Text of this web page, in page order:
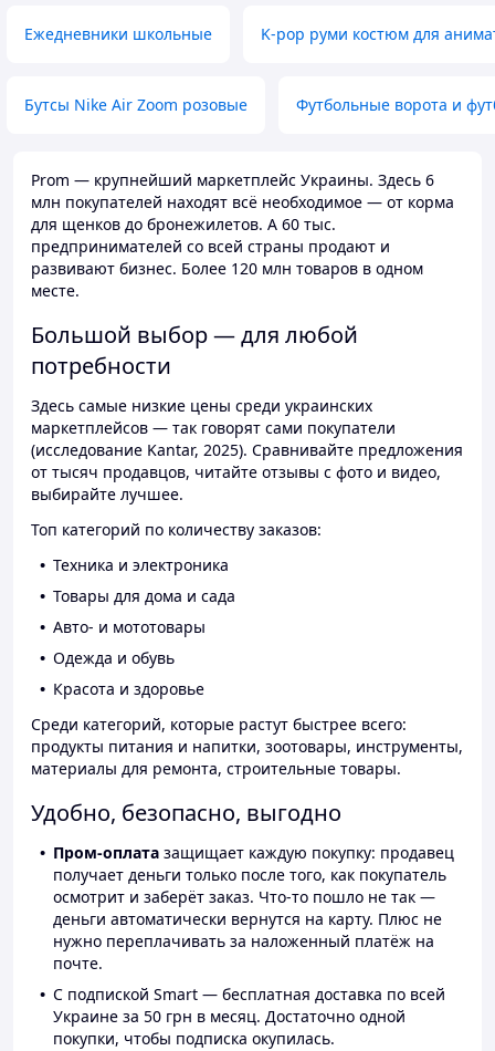
Ежедневники школьные K-pop руми костюм для
Бутсы Nike Air Zoom розовые Футбольные ворота и
Prom — крупнейший маркетплейс Украины. Здесь 6
млн покупателей находят всё необходимое — от корма
для щенков до бронежилетов. А 60 тыс.
предпринимателей со всей страны продают и
развивают бизнес. Более 120 млн товаров в одном
месте.
Большой выбор — для любой
потребности
Здесь самые низкие цены среди украинских
маркетплейсов — так говорят сами покупатели
(исследование Kantar, 2025). Сравнивайте предложения
от тысяч продавцов, читайте отзывы с фото и видео,
выбирайте лучшее.
Топ категорий по количеству заказов:
Техника и электроника
Товары для дома и сада
Авто- и мототовары
Одежда и обувь
Красота и здоровье
Среди категорий, которые растут быстрее всего:
продукты питания и напитки, зоотовары, инструменты,
материалы для ремонта, строительные товары.
Удобно, безопасно, выгодно
Пром-оплата защищает каждую покупку: продавец
получает деньги только после того, как покупатель
осмотрит и заберёт заказ. Что-то пошло не так —
деньги автоматически вернутся на карту. Плюс не
нужно переплачивать за наложенный платёж на
почте.
С подпиской Smart — бесплатная доставка по всей
Украине за 50 грн в месяц. Достаточно одной
покупки, чтобы подписка окупилась.